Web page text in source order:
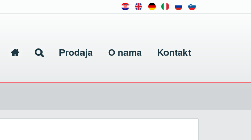
Prodaja O nama Kontakt